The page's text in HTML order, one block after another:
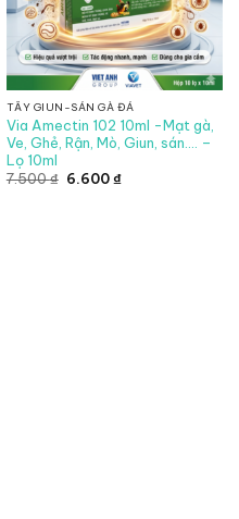
TẨY GIUN-SÁN GÀ ĐÁ
Via Amectin 102 10ml -Mạt gà,
Ve, Ghẻ, Rận, Mò, Giun, sán…. –
Lọ 10ml
7.500₫ Giá
6.600₫Giá